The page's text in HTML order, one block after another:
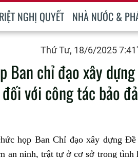
NGHỊ QUYẾT NHÀ NƯỚC &
Thứ Tư, 18/6/2025
Ban chỉ đạo xây
với công tác bảo
họp Ban Chỉ đạo xây dựng Đề
an ninh, trật tự ở cơ sở trong tình